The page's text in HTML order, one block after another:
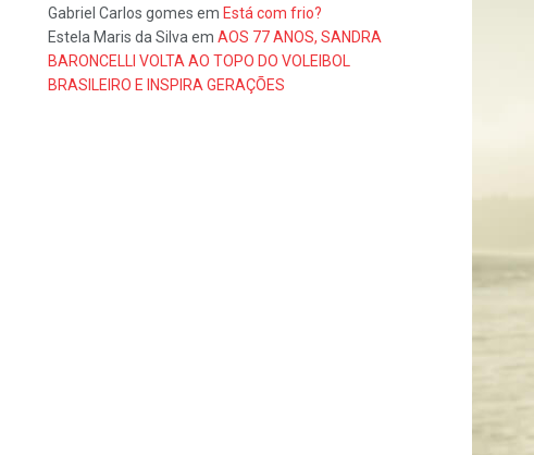
Gabriel Carlos gomes em Está com frio?
Estela Maris da Silva em AOS 77 ANOS, SANDRA
BARONCELLI VOLTA AO TOPO DO VOLEIBOL
BRASILEIRO E INSPIRA GERAÇÕES